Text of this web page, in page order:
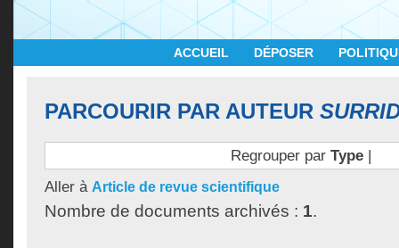
ACCUEIL DÉPOSER
PARCOURIR PAR AUTEUR
Regrouper par Type|
Aller à Article de revue scientifique
Nombre de documents archivés : 1.